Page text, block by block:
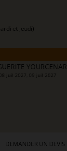
et jeudi)
YOURCENAR
juil 2027, 09 juil 2027
DEMANDER UN DEVIS